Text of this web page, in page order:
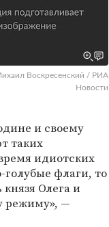
Воскресенский / РИА
Новости
и своему
таких
идиотских
голубые флаги, то
Олега и
режиму», —